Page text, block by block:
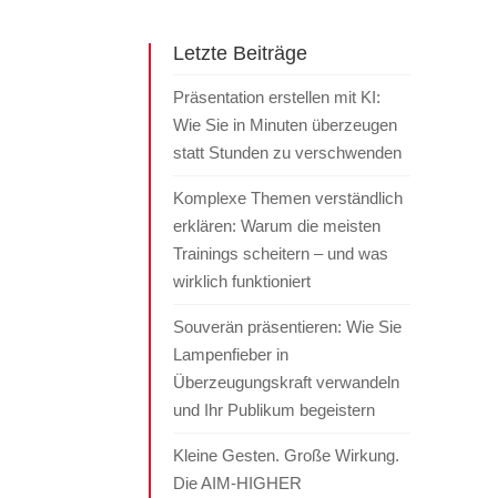
Letzte Beiträge
Präsentation erstellen mit KI:
Wie Sie in Minuten überzeugen
statt Stunden zu verschwenden
Komplexe Themen verständlich
erklären: Warum die meisten
Trainings scheitern – und was
wirklich funktioniert
Souverän präsentieren: Wie Sie
Lampenfieber in
Überzeugungskraft verwandeln
und Ihr Publikum begeistern
Kleine Gesten. Große Wirkung.
Die AIM-HIGHER